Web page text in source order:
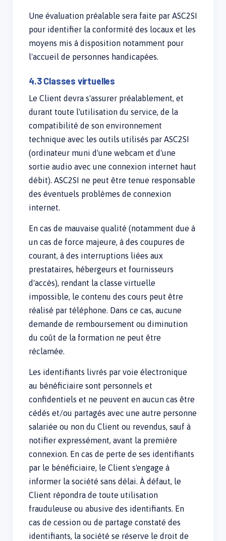
Une évaluation préalable sera faite par ASC2SI
pour identifier la conformité des locaux et les
moyens mis à disposition notamment pour
l'accueil de personnes handicapées.
4.3 Classes virtuelles
Le Client devra s'assurer préalablement, et
durant toute l'utilisation du service, de la
compatibilité de son environnement
technique avec les outils utilisés par ASC2SI
(ordinateur muni d'une webcam et d'une
sortie audio avec une connexion internet haut
débit). ASC2SI ne peut être tenue responsable
des éventuels problèmes de connexion
internet.
En cas de mauvaise qualité (notamment due à
un cas de force majeure, à des coupures de
courant, à des interruptions liées aux
prestataires, hébergeurs et fournisseurs
d'accès), rendant la classe virtuelle
impossible, le contenu des cours peut être
réalisé par téléphone. Dans ce cas, aucune
demande de remboursement ou diminution
du coût de la formation ne peut être
réclamée.
Les identifiants livrés par voie électronique
au bénéficiaire sont personnels et
confidentiels et ne peuvent en aucun cas être
cédés et/ou partagés avec une autre personne
salariée ou non du Client ou revendus, sauf à
notifier expressément, avant la première
connexion. En cas de perte de ses identifiants
par le bénéficiaire, le Client s'engage à
informer la société sans délai. À défaut, le
Client répondra de toute utilisation
frauduleuse ou abusive des identifiants. En
cas de cession ou de partage constaté des
identifiants, la société se réserve le droit de